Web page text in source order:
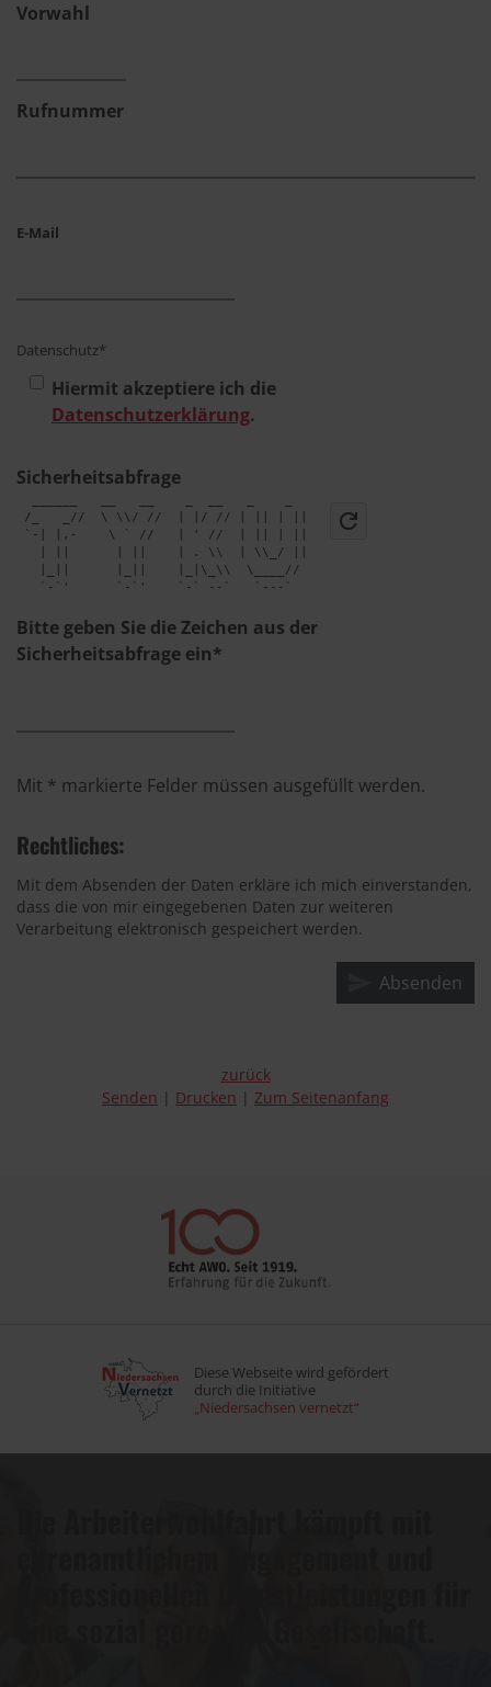
Vorwahl
Rufnummer
E-Mail
Datenschutz*
Hiermit akzeptiere ich die
Datenschutzerklärung.
Sicherheitsabfrage
/_   _//  \ \\/ //  | |/ // | || | ||
`-| |,-    \ ` //   | ' //  | || | ||
   | ||      | ||    | . \\  | \\_/ ||
   |_||      |_||    |_|\_\\  \____//
   `-`'      `-`'    `-` --`   `---`
refresh
Bitte geben Sie die Zeichen aus der
Sicherheitsabfrage ein*
Mit * markierte Felder müssen ausgefüllt werden.
Rechtliches:
Mit dem Absenden der Daten erkläre ich mich einverstanden,
dass die von mir eingegebenen Daten zur weiteren
Verarbeitung elektronisch gespeichert werden.
zurück
Senden
Drucken Zum Seitenanfang
Diese Webseite wird gefördert
durch die Initiative
„Niedersachsen vernetzt“